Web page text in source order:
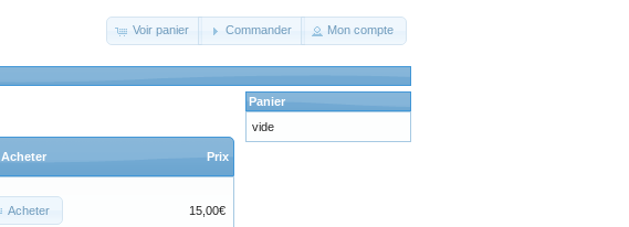
Voir panier Commander Mon compte
Acheter Prix
Acheter 15,00€
Panier
vide